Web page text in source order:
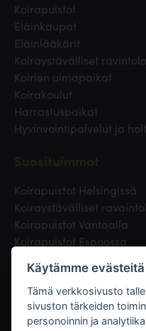
Koirapuistot
Eläinkaupat
Eläinlääkärit
Koiraystävälliset
Koirien uimapaikat
Koirakoulut
Harrastuspaikat
Hyvinvointipalvelut ja
Koirapuistot Helsingissä
Koiraystävälliset
Koirapuistot Vantaalla
Koirapuistot Espoossa
Eläinlääkäri Helsingissä
Koirapuistot Tampereella
Linkit
Käytämme evästeitä
Tämä verkkosivusto
sivuston tärkeiden
personoinnin ja